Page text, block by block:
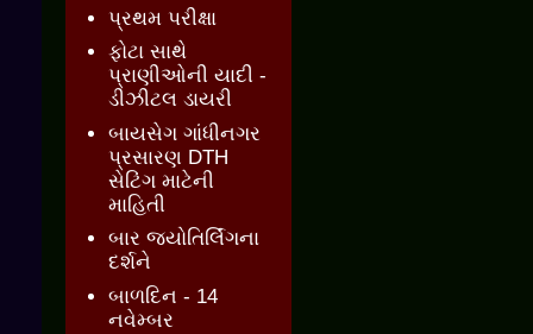
પ્રથમ પરીક્ષા
ફોટા સાથે
પ્રાણીઓની યાદી -
ડીઝીટલ ડાયરી
બાયસેગ ગાંધીનગર
પ્રસારણ DTH
સેટિંગ માટેની
માહિતી
બાર જ્‍યોતિર્લિંગના
દર્શને
બાળદિન - 14
નવેમ્બર